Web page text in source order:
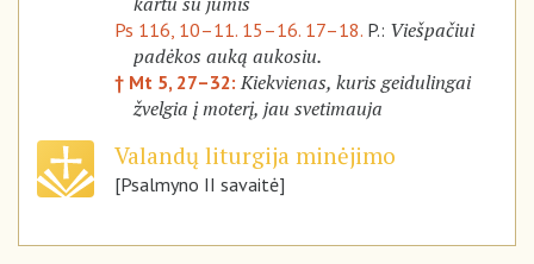
Ps 116, 10–11. 15–16. 17–18. P.: Viešpačiui
padėkos auką aukosiu.
† Mt 5, 27–32:Kiekvienas, kuris geidulingai
žvelgia į moterį, jau svetimauja
Valandų liturgija minėjimo
[Psalmyno II savaitė]